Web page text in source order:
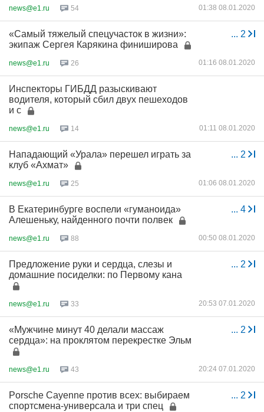
news@e1.ru 54 01:38 08.01.2020
... 2
«Самый тяжелый спецучасток в жизни»:
экипаж Сергея Карякина финиширова
news@e1.ru 26 01:16 08.01.2020
Инспекторы ГИБДД разыскивают
водителя, который сбил двух пешеходов
и с
news@e1.ru 14 01:11 08.01.2020
... 2
Нападающий «Урала» перешел играть за
клуб «Ахмат»
news@e1.ru 25 01:06 08.01.2020
... 4
В Екатеринбурге воспели «гуманоида»
Алешеньку, найденного почти полвек
news@e1.ru 88 00:50 08.01.2020
... 2
Предложение руки и сердца, слезы и
домашние посиделки: по Первому кана
news@e1.ru 33 20:53 07.01.2020
... 2
«Мужчине минут 40 делали массаж
сердца»: на проклятом перекрестке Эльм
news@e1.ru 43 20:24 07.01.2020
... 2
Porsche Cayenne против всех: выбираем
спортсмена-универсала и три спец